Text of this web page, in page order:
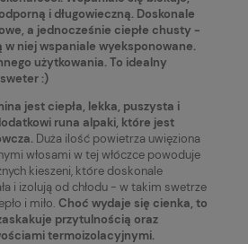
i długowieczną. Doskonale
a jednocześnie ciepłe chusty -
niej wspaniale wyeksponowane.
użytkowania. To idealny
:)
jest ciepła, lekka, puszysta i
runa alpaki, które jest
Duża ilość powietrza uwięziona
włosami w tej włóczce powoduje
kieszeni, które doskonale
i izolują od chłodu - w takim swetrze
i miło. Choć wydaje się cienka, to
przytulnością oraz
termoizolacyjnymi.